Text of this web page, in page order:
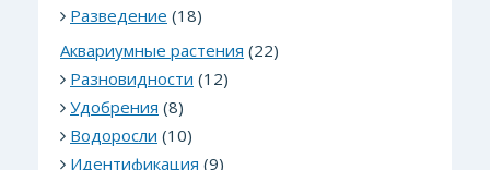
Разведение (18)
Аквариумные растения (22)
Разновидности (12)
Удобрения (8)
Водоросли (10)
Идентификация (9)